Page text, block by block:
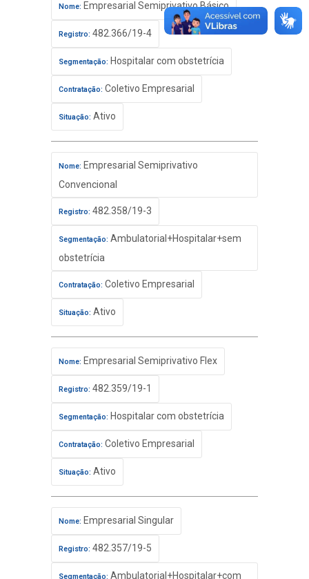
Nome: Empresarial Semiprivativo Básico
Registro: 482.366/19-4
Segmentação: Hospitalar com obstetrícia
Contratação: Coletivo Empresarial
Situação: Ativo
Nome: Empresarial Semiprivativo
Convencional
Registro: 482.358/19-3
Segmentação: Ambulatorial+Hospitalar+sem
obstetrícia
Contratação: Coletivo Empresarial
Situação: Ativo
Nome: Empresarial Semiprivativo Flex
Registro: 482.359/19-1
Segmentação: Hospitalar com obstetrícia
Contratação: Coletivo Empresarial
Situação: Ativo
Nome: Empresarial Singular
Registro: 482.357/19-5
Segmentação: Ambulatorial+Hospitalar+com